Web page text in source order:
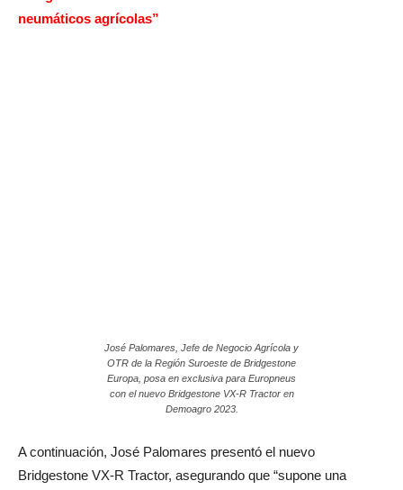
neumáticos agrícolas”
José Palomares, Jefe de Negocio Agrícola y
OTR de la Región Suroeste de Bridgestone
Europa, posa en exclusiva para Europneus
con el nuevo Bridgestone VX-R Tractor en
Demoagro 2023.
A continuación, José Palomares presentó el nuevo
Bridgestone VX-R Tractor, asegurando que “supone una